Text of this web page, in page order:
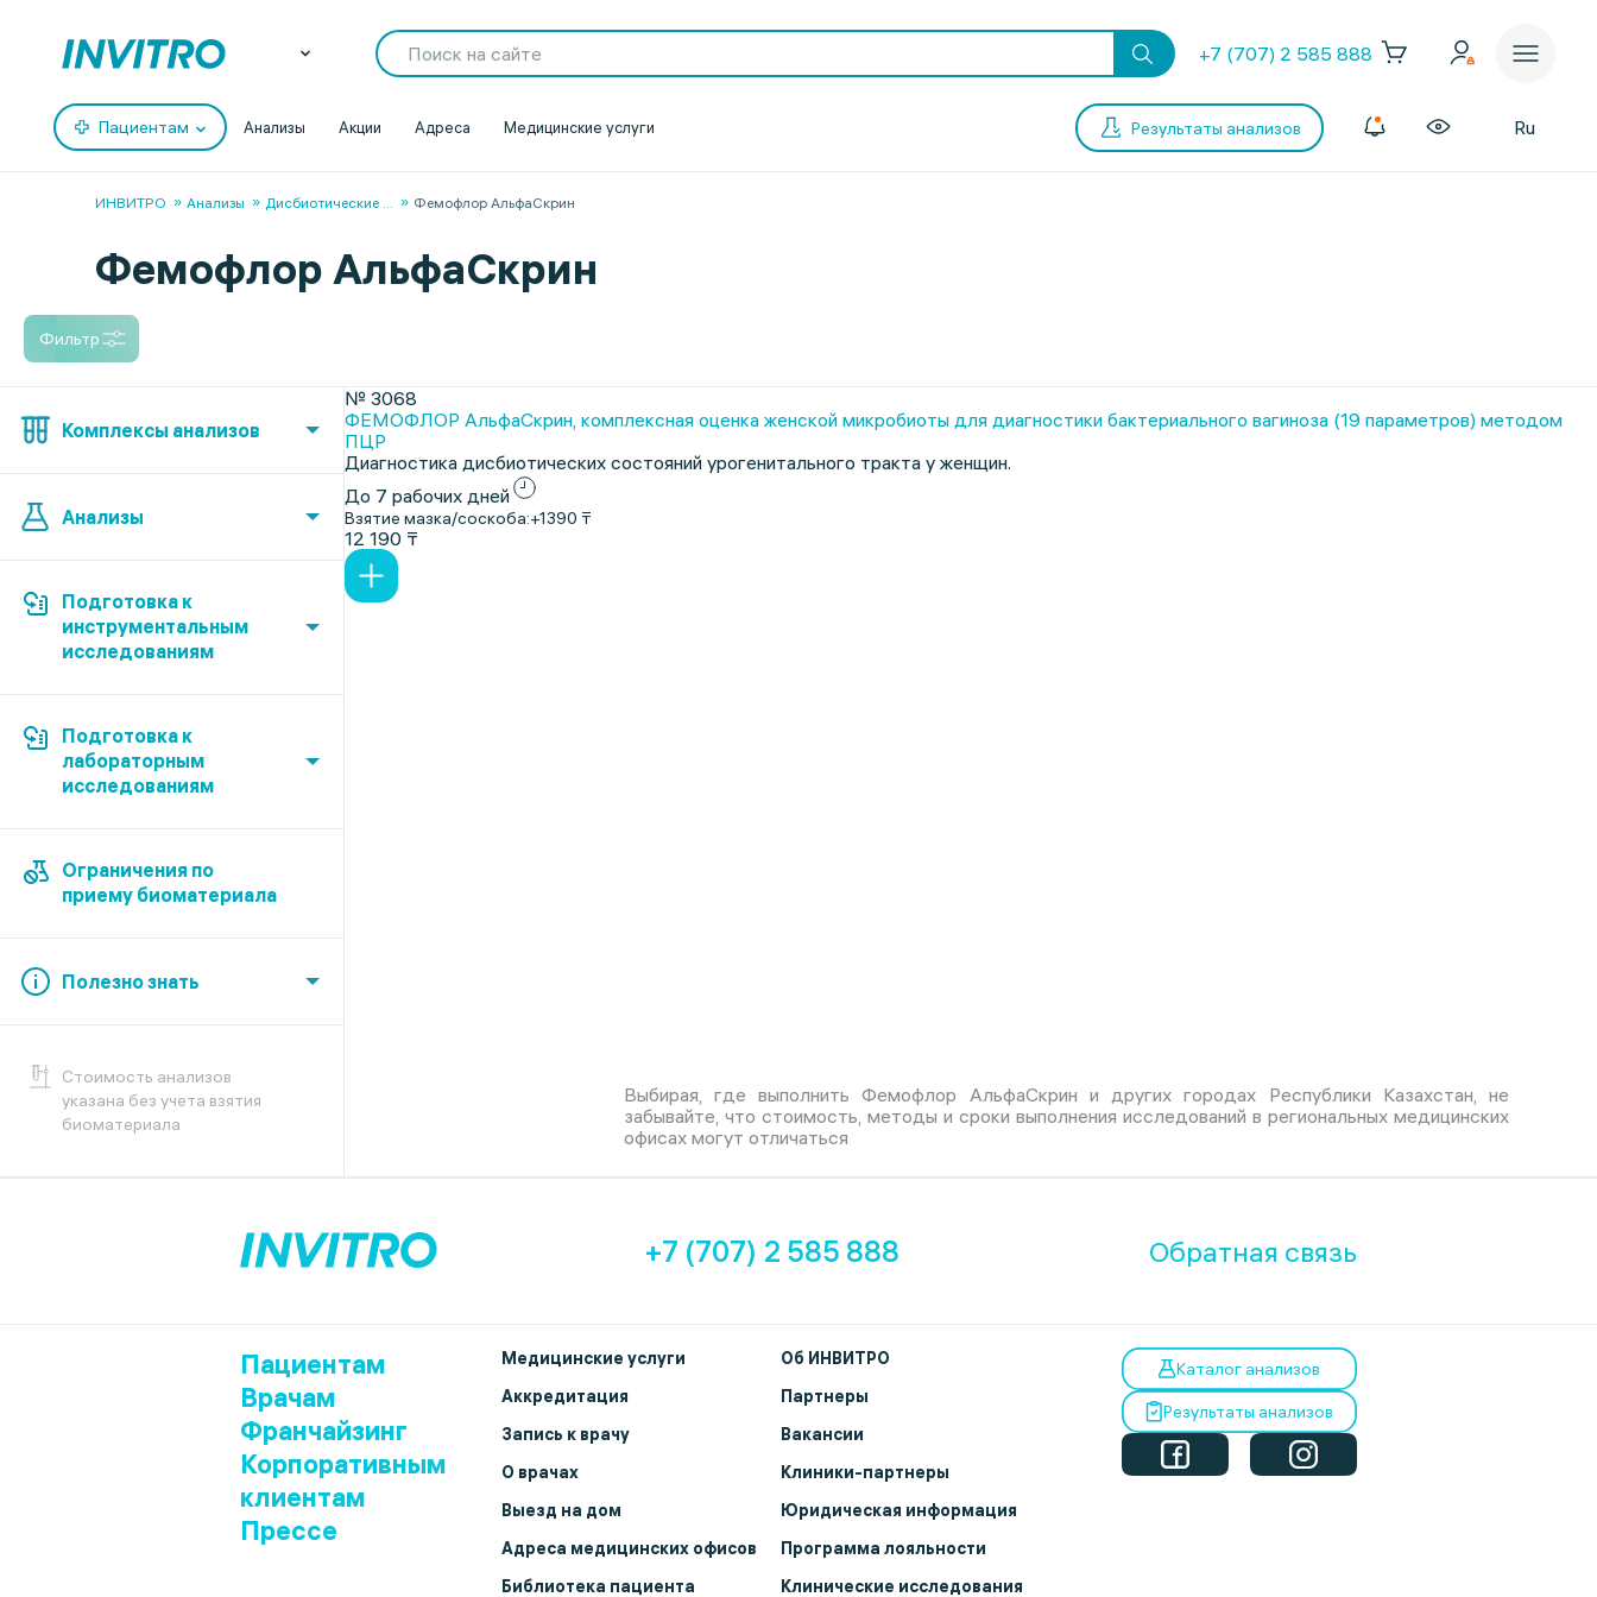
+7 (707) 2 585 888
Пациентам Анализы Акции Адреса Медицинские услуги Результаты анализов Ru
ИНВИТРО Анализы Дисбиотические ... Фемофлор АльфаСкрин
Фемофлор АльфаСкрин
Фильтр
Комплексы анализов
Анализы
Подготовка к
инструментальным
исследованиям
Подготовка к
лабораторным
исследованиям
Ограничения по
приему биоматериала
Полезно знать
Cтоимость анализов
указана без учета взятия
биоматериала
№ 3068
ФЕМОФЛОР АльфаСкрин, комплексная оценка женской микробиоты для диагностики бактериального вагиноза (19 параметров) методом
ПЦР
Диагностика дисбиотических состояний урогенитального тракта у женщин.
До 7 рабочих дней
Взятие мазка/соскоба:+1390 ₸
12 190 ₸
Выбирая, где выполнить Фемофлор АльфаСкрин и других городах Республики Казахстан, не
забывайте, что стоимость, методы и сроки выполнения исследований в региональных медицинских
офисах могут отличаться
+7 (707) 2 585 888 Обратная связь
Пациентам
Врачам
Франчайзинг
Корпоративным
клиентам
Прессе
Медицинские услуги
Аккредитация
Запись к врачу
О врачах
Выезд на дом
Адреса медицинских офисов
Библиотека пациента
Об ИНВИТРО
Партнеры
Вакансии
Клиники-партнеры
Юридическая информация
Программа лояльности
Клинические исследования
Каталог анализов
Результаты анализов